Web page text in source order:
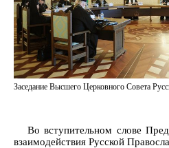
Заседание Высшего Церковного Совета
Во вступительном слове
взаимодействия Русской